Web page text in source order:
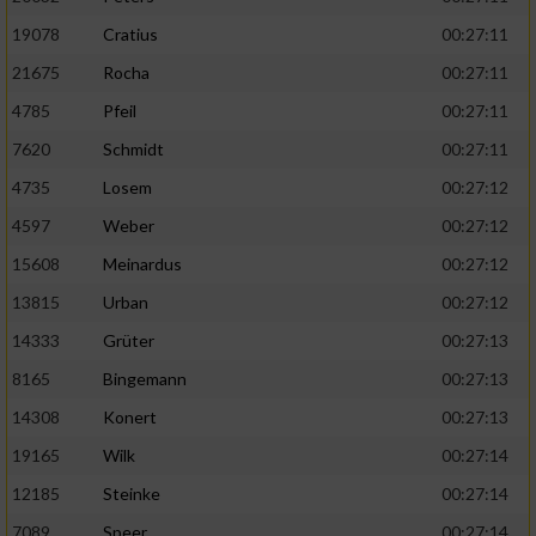
19078
Cratius
00:27:11
21675
Rocha
00:27:11
4785
Pfeil
00:27:11
7620
Schmidt
00:27:11
4735
Losem
00:27:12
4597
Weber
00:27:12
15608
Meinardus
00:27:12
13815
Urban
00:27:12
14333
Grüter
00:27:13
8165
Bingemann
00:27:13
14308
Konert
00:27:13
19165
Wilk
00:27:14
12185
Steinke
00:27:14